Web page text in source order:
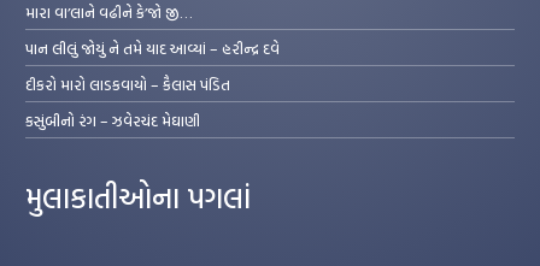
મારા વા’લાને વઢીને કે’જો જી…
પાન લીલું જોયું ને તમે યાદ આવ્યાં – હરીન્દ્ર દવે
દીકરો મારો લાડકવાયો – કૈલાસ પંડિત
કસુંબીનો રંગ – ઝવેરચંદ મેઘાણી
મુલાકાતીઓના પગલાં